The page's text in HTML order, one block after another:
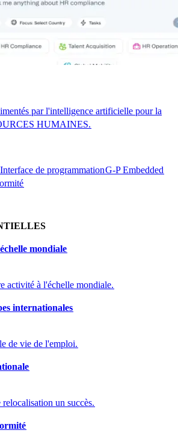
par l'intelligence artificielle pour la
HUMAINES.​​
de programmation​​G-P Embedded​​
mondiale​​
activité à l'échelle mondiale.​​
internationales​​
de vie de l'emploi.​​
relocalisation un succès.​​